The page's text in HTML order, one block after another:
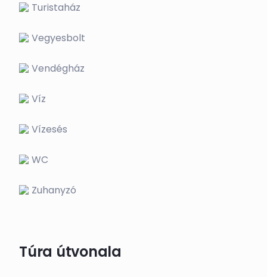
Turistaház
Vegyesbolt
Vendégház
Víz
Vízesés
WC
Zuhanyzó
Túra útvonala